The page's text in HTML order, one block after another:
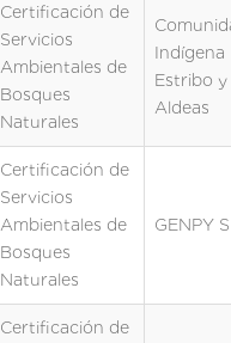
Certificación de
Servicios
Ambientales de
Bosques
Naturales
Indígena
Estribo y
Aldeas
Certificación de
Servicios
Ambientales de
Bosques
Naturales
GENPY
Certificación de